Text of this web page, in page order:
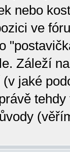
nebo
ve
Záleží
jaké